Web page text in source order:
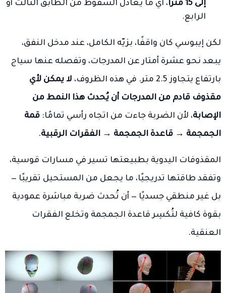
إلى 15 مترًا
، أي ما يعادل السقوط من الطابق الثالث أو
الرابع.
لكن إيبوسي كان واقفًا، بزيّه الكامل، عند مدخل النفق،
يبعد نحو عشرة أمتار عن المدرجات، وتفصله عنها سياج
بارتفاع يتجاوز 2.5 متر. في هذه الظروف،
لا يمكن لأي
مقذوف قادم من المدرجات أن يُحدث هذا النمط من
الإصابة، لأن الضربة جاءت من اتجاه رأسي تمامًا: قمة
الجمجمة → قاعدة الجمجمة → الفقرات الرقبية.
المقذوفات اليدوية بطبيعتها تسير في مسارات قوسية،
وتفقد طاقتها تدريجيًا، ما يجعل من المستحيل تقريبًا —
بل غير منطقي جسديًا — أن تُحدث ضربة مباشرة عمودية
بقوة كافية لتُكسِر قاعدة الجمجمة وتخلع الفقرات
العنقية.